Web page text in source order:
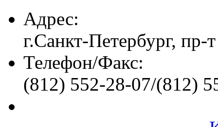
Адрес:
г.Санкт-Петербург, пр-
Телефон/Факс:
(812) 552-28-07/(812)